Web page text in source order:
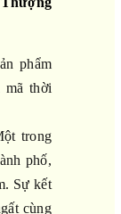
phẩm
mã thời
trong
phố,
Sự kết
cùng